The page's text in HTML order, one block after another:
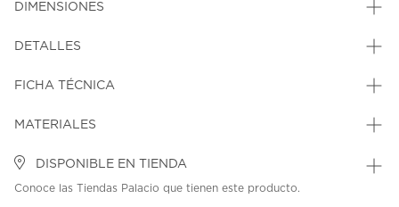
DIMENSIONES
DETALLES
FICHA TÉCNICA
MATERIALES
DISPONIBLE EN TIENDA
Conoce las Tiendas Palacio que tienen este producto.